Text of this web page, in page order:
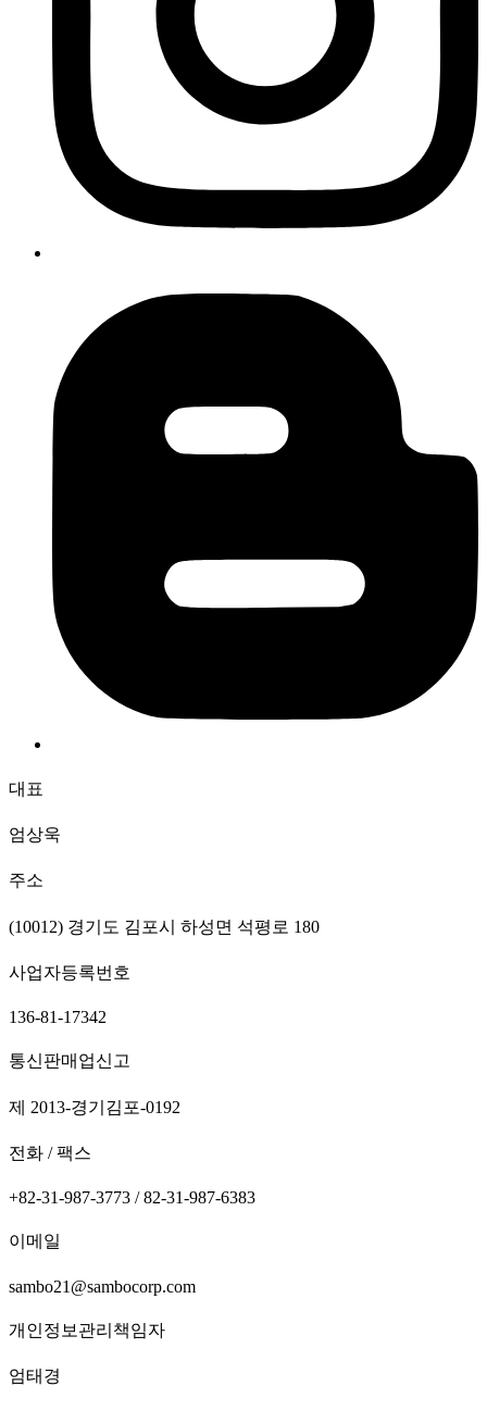
대표
엄상욱
주소
(10012) 경기도 김포시 하성면 석평로 180
사업자등록번호
136-81-17342
통신판매업신고
제 2013-경기김포-0192
전화 / 팩스
+82-31-987-3773 / 82-31-987-6383
이메일
sambo21@sambocorp.com
개인정보관리책임자
엄태경